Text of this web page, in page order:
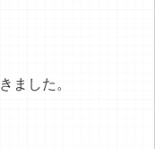
ました。